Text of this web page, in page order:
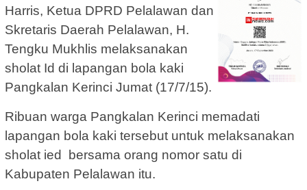
Harris, Ketua DPRD Pelalawan dan
Skretaris Daerah Pelalawan, H.
Tengku Mukhlis melaksanakan
sholat Id di lapangan bola kaki
Pangkalan Kerinci Jumat (17/7/15).
Ribuan warga Pangkalan Kerinci memadati
lapangan bola kaki tersebut untuk melaksanakan
sholat ied bersama orang nomor satu di
Kabupaten Pelalawan itu.